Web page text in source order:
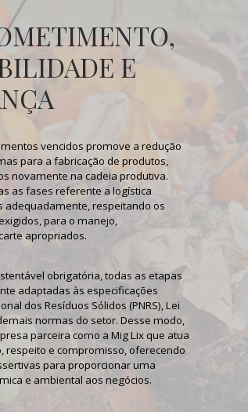
E
vencidos promove a redução
para a fabricação de produtos,
novamente na cadeia produtiva.
as fases referente alogística
adequadamente, respeitando os
para o manejo,
apropriados.
obrigatória, todas as etapas
adaptadas às especificações
dos Resíduos Sólidos (PNRS), Lei
normas do setor. Desse modo,
parceira como a Mig Lix que atua
respeito e compromisso, oferecendo
para proporcionar uma
e ambiental aos negócios.